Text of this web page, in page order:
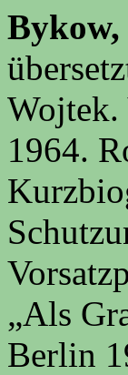
Bykow,
1964.
„Als
Berlin